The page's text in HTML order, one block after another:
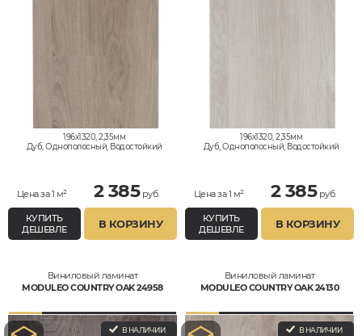
196x1320, 2,35мм
Дуб, Однополосный, Водостойкий
Цена за 1 м² 2 385руб.
КУПИТЬ
ДЕШЕВЛЕ
В КОРЗИНУ
196x1320, 2,35мм
Дуб, Однополосный, Водостойкий
Цена за 1 м² 2 385руб.
КУПИТЬ
ДЕШЕВЛЕ
В КОРЗИНУ
Виниловый ламинат
MODULEO COUNTRY OAK 24958
В НАЛИЧИИ
Виниловый ламинат
MODULEO COUNTRY OAK 24130
В НАЛИЧИИ